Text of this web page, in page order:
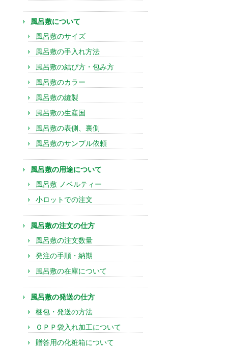
風呂敷について
風呂敷のサイズ
風呂敷の手入れ方法
風呂敷の結び方・包み方
風呂敷のカラー
風呂敷の縫製
風呂敷の生産国
風呂敷の表側、裏側
風呂敷のサンプル依頼
風呂敷の用途について
風呂敷 ノベルティー
小ロットでの注文
風呂敷の注文の仕方
風呂敷の注文数量
発注の手順・納期
風呂敷の在庫について
風呂敷の発送の仕方
梱包・発送の方法
ＯＰＰ袋入れ加工について
贈答用の化粧箱について